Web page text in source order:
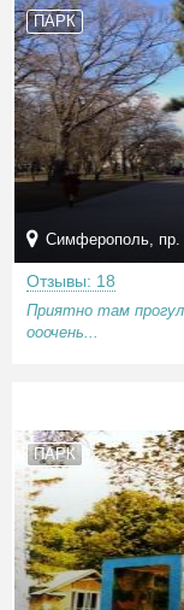
ПАРК
Симферополь, пр.
Отзывы: 18
Приятно там
ооочень...
ПАРК